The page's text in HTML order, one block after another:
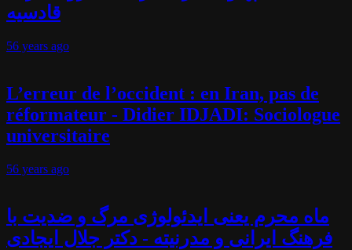
قادسیه
56 years ago
L’erreur de l’occident : en Iran, pas de
réformateur - Didier IDJADI: Sociologue
universitaire
56 years ago
ماه محرم یعنی ایدئولوژی مرگ و ضدیت با
فرهنگ ایرانی و مدرنیته - دکتر جلال ایجادی